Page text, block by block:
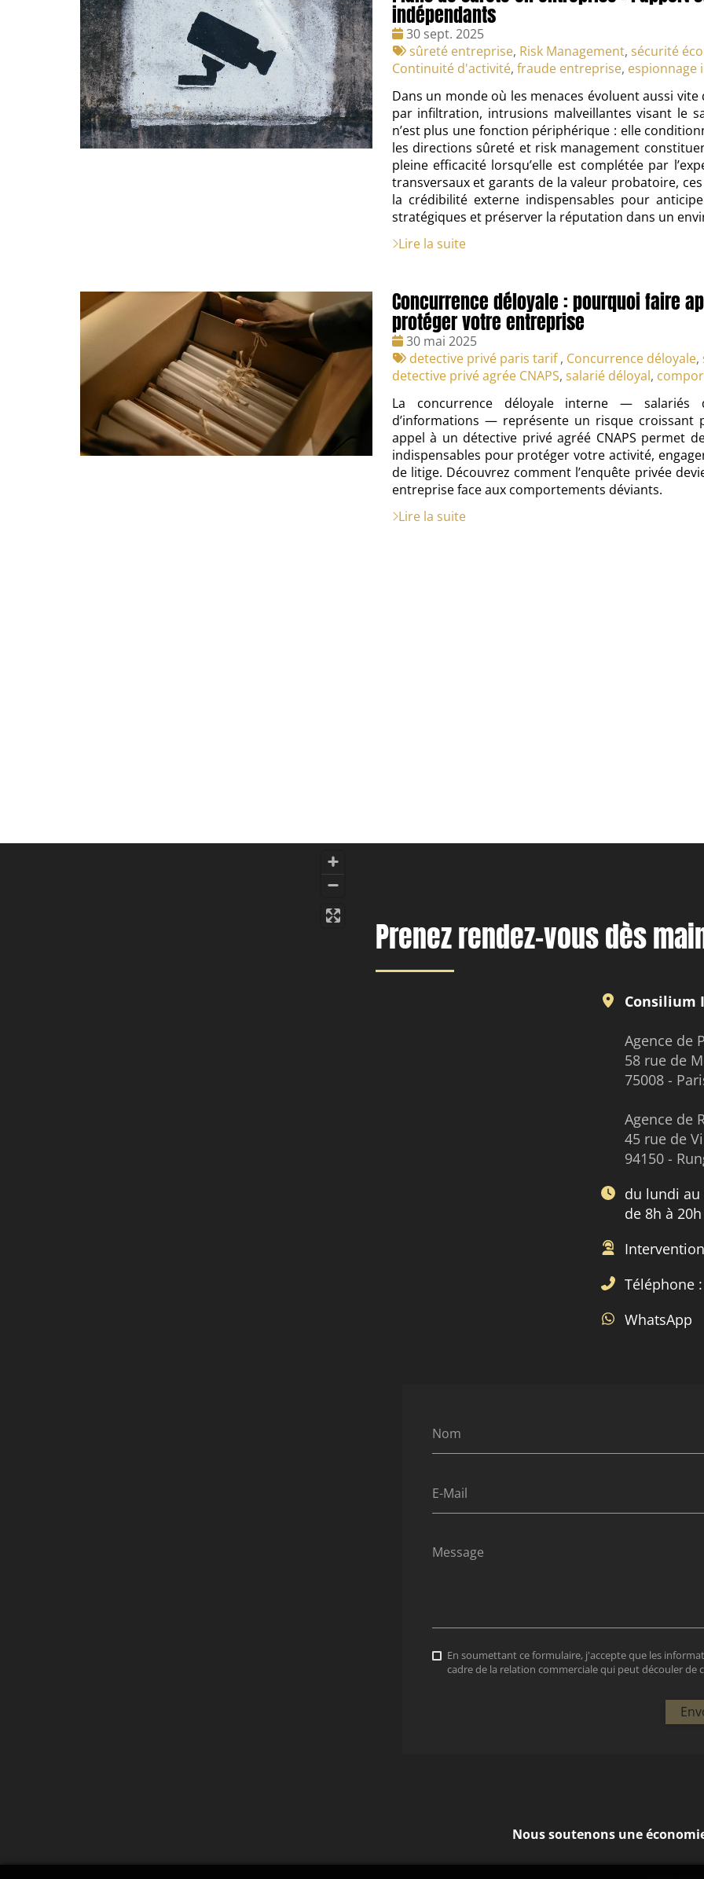
indépendants
Date
:
30 sept. 2025
Tags
:
sûreté entreprise, Risk Management, sécurité
Continuité d'activité, fraude entreprise, espionnage
Dans un monde où les menaces évoluent aussi
par infiltration, intrusions malveillantes visant le
n’est plus une fonction périphérique : elle
les directions sûreté et risk management
pleine efficacité lorsqu’elle est complétée par
transversaux et garants de la valeur probatoire,
la crédibilité externe indispensables pour
stratégiques et préserver la réputation dans un
Lire la suite
Concurrence déloyale : pourquoi faire
protéger votre entreprise
Date
:
30 mai 2025
Tags
:
detective privé paris tarif, Concurrence déloyale,
detective privé agrée CNAPS, salarié déloyal,
La concurrence déloyale interne — salariés
d’informations — représente un risque croissant
appel à un détective privé agréé CNAPS permet
indispensables pour protéger votre activité,
de litige. Découvrez comment l’enquête privée
entreprise face aux comportements déviants.
Lire la suite
Prenez rendez-vous dès
Nom
E-Mail
Message
En soumettant ce formulaire, j'accepte que les
cadre de la relation commerciale qui peut découler de
Consilium
Agence de
58 rue de
75008 -
Agence de
45 rue de
94150 -
du lundi au
de 8h à 20h
Téléphone :
WhatsApp
Nous soutenons une